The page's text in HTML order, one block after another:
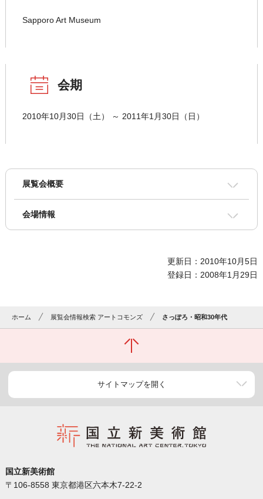
Sapporo Art Museum
会期
2010年10月30日（土） ～ 2011年1月30日（日）
展覧会概要
会場情報
更新日：2010年10月5日
登録日：2008年1月29日
ホーム 展覧会情報検索 アートコモンズ さっぽろ・昭和30年代
サイトマップを開く
国立新美術館
〒106-8558 東京都港区六本木7-22-2